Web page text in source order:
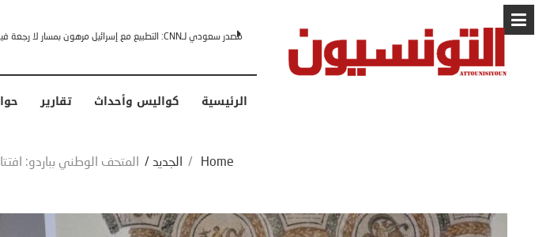
البابا: “لا أخشى ترامب” .. ردا على انتقادات وجهها له الرئيس
الرئيسية كواليس وأحداث تقارير
Home
/ الجديد / المتحف الوطني بباردو: